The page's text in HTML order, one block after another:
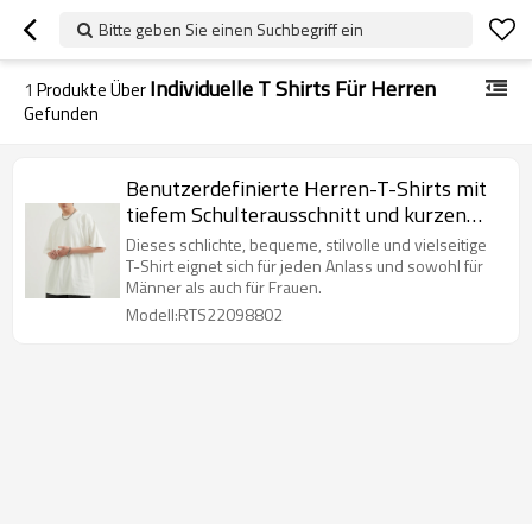
Bitte geben Sie einen Suchbegriff ein
1 Produkte ÜberIndividuelle T Shirts Für Herren
Gefunden
Benutzerdefinierte Herren-T-Shirts mit
tiefem Schulterausschnitt und kurzen
Ärmeln | T-Shirts aus 100 % Baumwolle
im Laden | Benutzerdefinierte Herren-T-
Shirts mit 3D-Digitaldruck
Dieses schlichte, bequeme, stilvolle und vielseitige
T-Shirt eignet sich für jeden Anlass und sowohl für
Männer als auch für Frauen.
Modell:RTS22098802